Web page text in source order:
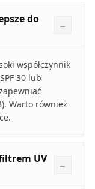
do
współczynnik
30 lub
Warto również
UV